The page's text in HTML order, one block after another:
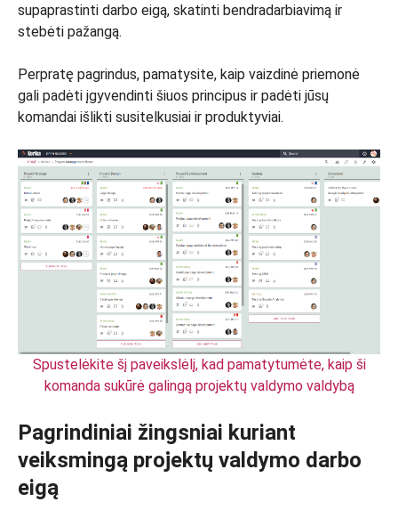
supaprastinti darbo eigą, skatinti bendradarbiavimą ir
stebėti pažangą.
Perpratę pagrindus, pamatysite, kaip vaizdinė priemonė
gali padėti įgyvendinti šiuos principus ir padėti jūsų
komandai išlikti susitelkusiai ir produktyviai.
Spustelėkite šį paveikslėlį, kad pamatytumėte, kaip ši
komanda sukūrė galingą projektų valdymo valdybą
Pagrindiniai žingsniai kuriant
veiksmingą projektų valdymo darbo
eigą